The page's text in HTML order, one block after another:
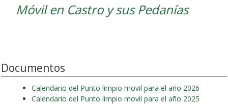
Móvil en Castro y sus Pedanías
Documentos
Calendario del Punto limpio movil para el año 2026
Calendario del Punto limpio movil para el año 2025